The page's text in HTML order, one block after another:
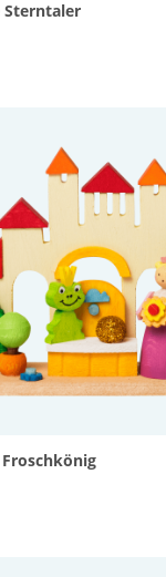
Sterntaler